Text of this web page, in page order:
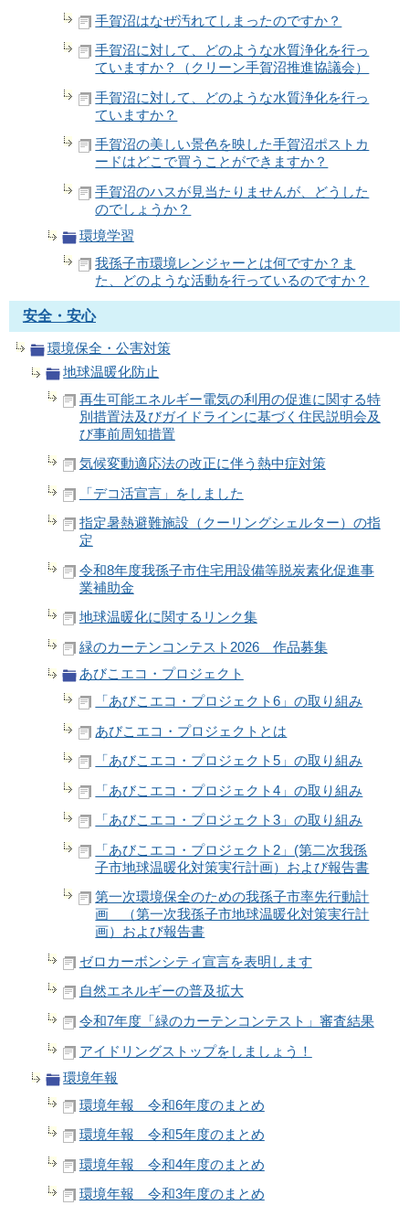
手賀沼はなぜ汚れてしまったのですか？
手賀沼に対して、どのような水質浄化を行っ
ていますか？（クリーン手賀沼推進協議会）
手賀沼に対して、どのような水質浄化を行っ
ていますか？
手賀沼の美しい景色を映した手賀沼ポストカ
ードはどこで買うことができますか？
手賀沼のハスが見当たりませんが、どうした
のでしょうか？
環境学習
我孫子市環境レンジャーとは何ですか？ま
た、どのような活動を行っているのですか？
安全・安心
環境保全・公害対策
地球温暖化防止
再生可能エネルギー電気の利用の促進に関する特
別措置法及びガイドラインに基づく住民説明会及
び事前周知措置
気候変動適応法の改正に伴う熱中症対策
「デコ活宣言」をしました
指定暑熱避難施設（クーリングシェルター）の指
定
令和8年度我孫子市住宅用設備等脱炭素化促進事
業補助金
地球温暖化に関するリンク集
緑のカーテンコンテスト2026 作品募集
あびこエコ・プロジェクト
「あびこエコ・プロジェクト6」の取り組み
あびこエコ・プロジェクトとは
「あびこエコ・プロジェクト5」の取り組み
「あびこエコ・プロジェクト4」の取り組み
「あびこエコ・プロジェクト3」の取り組み
「あびこエコ・プロジェクト2」(第二次我孫
子市地球温暖化対策実行計画）および報告書
第一次環境保全のための我孫子市率先行動計
画 （第一次我孫子市地球温暖化対策実行計
画）および報告書
ゼロカーボンシティ宣言を表明します
自然エネルギーの普及拡大
令和7年度「緑のカーテンコンテスト」審査結果
アイドリングストップをしましょう！
環境年報
環境年報 令和6年度のまとめ
環境年報 令和5年度のまとめ
環境年報 令和4年度のまとめ
環境年報 令和3年度のまとめ